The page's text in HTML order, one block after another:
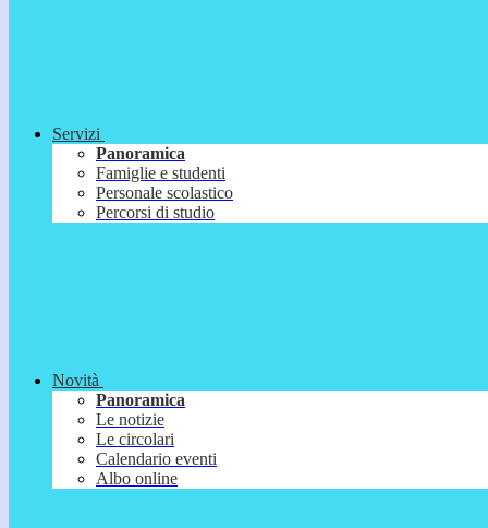
Servizi
Panoramica
Famiglie e studenti
Personale scolastico
Percorsi di studio
Novità
Panoramica
Le notizie
Le circolari
Calendario eventi
Albo online